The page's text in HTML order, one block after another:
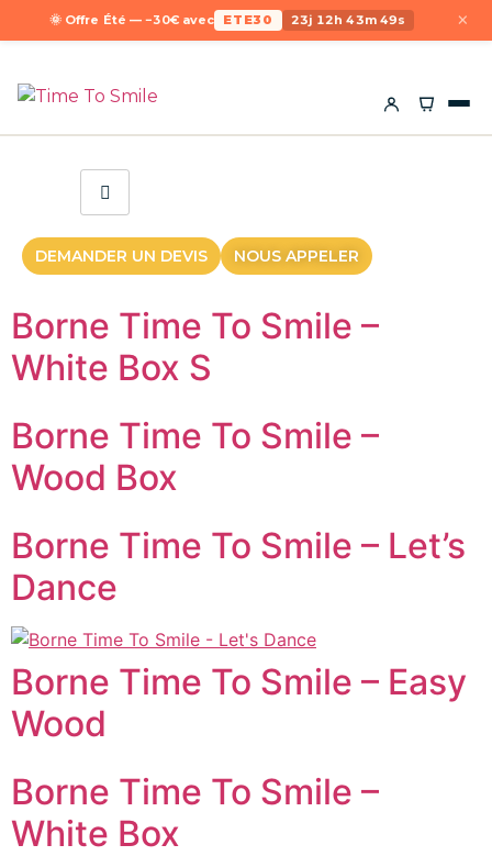
🌞 Offre Été — −30€ avec ETE30 23j 12h 43m 49s ×
DEMANDER UN DEVIS NOUS APPELER
Borne Time To Smile –
White Box S
Borne Time To Smile –
Wood Box
Borne Time To Smile – Let’s
Dance
Borne Time To Smile – Easy
Wood
Borne Time To Smile –
White Box